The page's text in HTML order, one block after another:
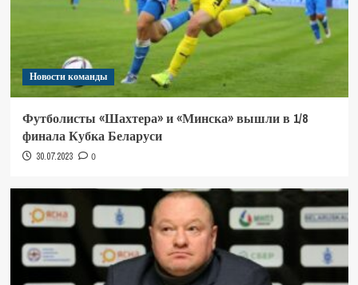
Новости команды
Футболисты «Шахтера» и «Минска» вышли в 1/8
финала Кубка Беларуси
30.07.2023 0